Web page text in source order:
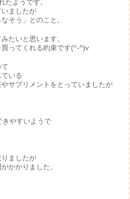
たようです。
ましたが
そう」とのこと。
たいと思います。
ってくれる約束です(^-^)v
いる
やサプリメントをとっていましたが
きやすいようで
ましたが
かかりました。